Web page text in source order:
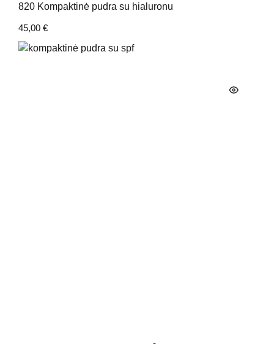
820 Kompaktinė pudra su hialuronu
45,00 €